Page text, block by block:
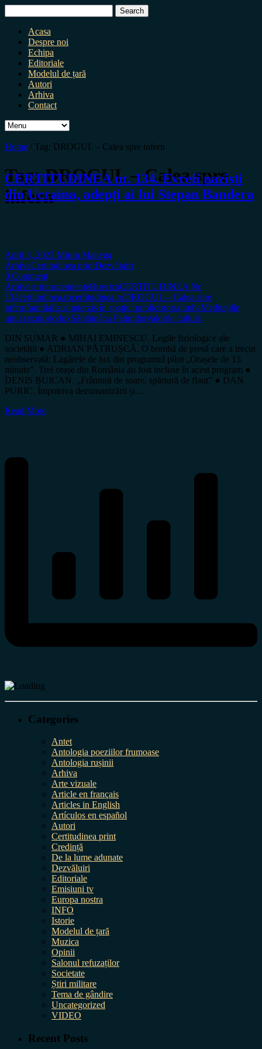
for:
Acasa
Despre noi
Echipa
Editoriale
Modelul de țară
Autori
Arhiva
Contact
Home / Tag: DROGUL – Calea spre infern
Tag:DROGUL – Calea spre
infern
CERTITUDINEA nr. 134. Evreii naziști
din Ucraina, adepți ai lui Stepan Bandera
April 3, 2023 Miron Manega
ArhivaCertitudinea printDezvăluiri
0 Comment
Arhivele transcendenteBisericaCERTITUDINEA Nr.
134certitudinea.rocertitudinea.roDROGUL – Calea spre
infernfamiliaIisus interzis în spațiul publicistorialimbaMeditațiile
unui secuiortodoxSăptămâna Patimilorvalorile culturii
DIN SUMAR ● MIHAI EMINESCU. Legile fiziologice ale
societății ● ADRIAN PĂTRUȘCĂ. O bombă de presă care a trecut
neobservată: Lagărele de lux din programul pilot „Orașele de 15
minute”. Trei orașe din România au fost incluse în acest program ●
DENIS BUICAN. „Frântură de soare, spărtură de flaut” ● DAN
PURIC. Împotriva dezumanizării și…
Read More
Categories
Antet
Antologia poeziilor frumoase
Antologia rușinii
Arhiva
Arte vizuale
Article en français
Articles in English
Artículos en español
Autori
Certitudinea print
Credință
De la lume adunate
Dezvăluiri
Editoriale
Emisiuni tv
Europa nostra
INFO
Istorie
Modelul de țară
Muzica
Opinii
Salonul refuzaților
Societate
Știri militare
Tema de gândire
Uncategorized
VIDEO
Recent Posts